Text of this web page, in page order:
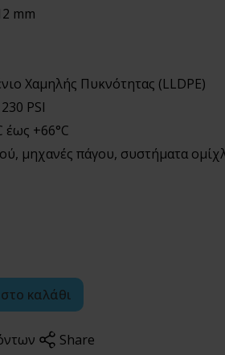
mm
Χαμηλής Πυκνότητας (LLDPE)
PSI
έως +66°C
μηχανές πάγου, συστήματα
καλάθι
Share